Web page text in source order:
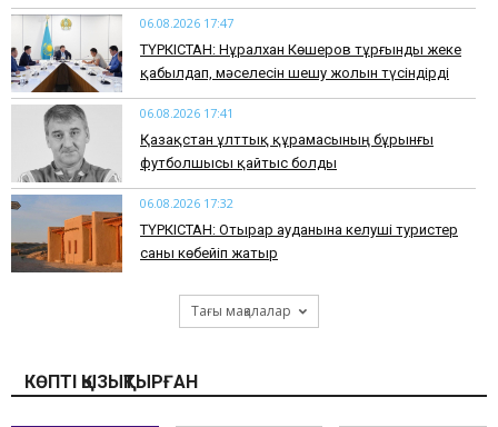
06.08.2026 17:47
ТҮРКІСТАН: Нұралхан Көшеров тұрғынды жеке
қабылдап, мәселесін шешу жолын түсіндірді
06.08.2026 17:41
Қазақстан ұлттық құрамасының бұрынғы
футболшысы қайтыс болды
06.08.2026 17:32
ТҮРКІСТАН: Отырар ауданына келуші туристер
саны көбейіп жатыр
Тағы мақалалар
КӨПТІ ҚЫЗЫҚТЫРҒАН